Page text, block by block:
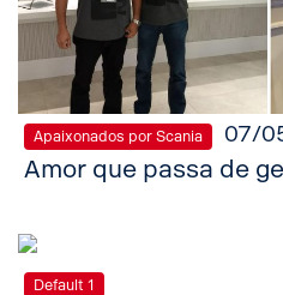
Apaixonados por Scania 07/
Amor que passa de
Default 1